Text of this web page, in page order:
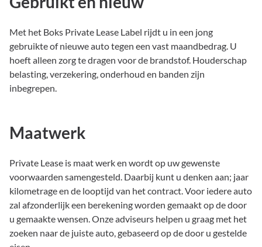
Met het Boks Private Lease Label rijdt u in een jong
gebruikte of nieuwe auto tegen een vast maandbedrag. U
hoeft alleen zorg te dragen voor de brandstof. Houderschap
belasting, verzekering, onderhoud en banden zijn
inbegrepen.
Maatwerk
Private Lease is maat werk en wordt op uw gewenste
voorwaarden samengesteld. Daarbij kunt u denken aan; jaar
kilometrage en de looptijd van het contract. Voor iedere auto
zal afzonderlijk een berekening worden gemaakt op de door
u gemaakte wensen. Onze adviseurs helpen u graag met het
zoeken naar de juiste auto, gebaseerd op de door u gestelde